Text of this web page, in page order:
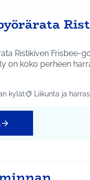
Ristikiven Frisbee-
mukaan: Etelä-
kylät Rajaa tulokset
Liikunta ja